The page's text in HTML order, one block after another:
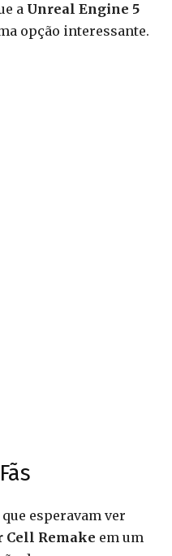
a Unreal Engine 5
opção interessante.
esperavam ver
Cell Remake em um